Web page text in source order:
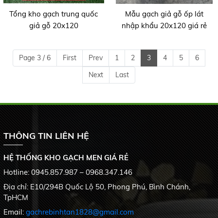
Tổng kho gạch trung quốc
giả gỗ 20x120
Mẫu gạch giả gỗ ốp lát
nhập khẩu 20x120 giá rẻ
Page 3 / 6 First Prev 1 2 3 4 5
6
Next
Last
THÔNG TIN LIÊN HỆ
HỆ THỐNG KHO GẠCH MEN GIÁ RẺ
Hotline: 0945.857.987 – 0968.347.146
Địa chỉ: E10/294B Quốc Lộ 50, Phong Phú, Bình Chánh,
TpHCM
Email: gachrebinhtan1828@gmail.com